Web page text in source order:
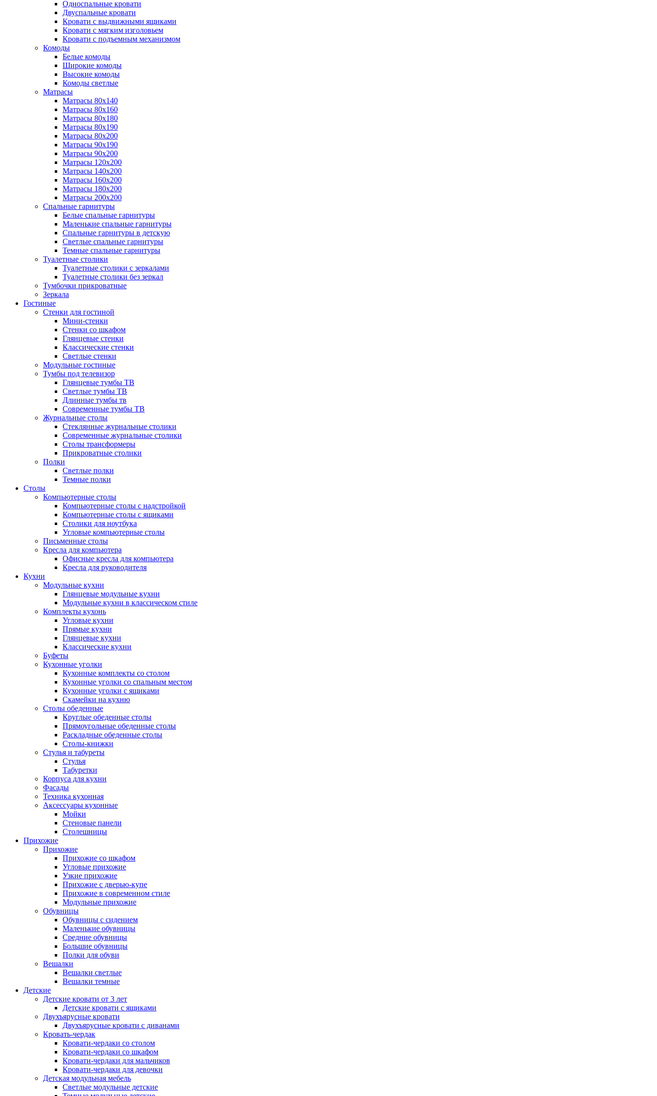
Односпальные кровати
Двуспальные кровати
Кровати с выдвижными ящиками
Кровати с мягким изголовьем
Кровати с подъемным механизмом
Комоды
Белые комоды
Широкие комоды
Высокие комоды
Комоды светлые
Матрасы
Матрасы 80х140
Матрасы 80х160
Матрасы 80х180
Матрасы 80х190
Матрасы 80х200
Матрасы 90х190
Матрасы 90х200
Матрасы 120х200
Матрасы 140х200
Матрасы 160х200
Матрасы 180х200
Матрасы 200х200
Спальные гарнитуры
Белые спальные гарнитуры
Маленькие спальные гарнитуры
Спальные гарнитуры в детскую
Светлые спальные гарнитуры
Темные спальные гарнитуры
Туалетные столики
Туалетные столики с зеркалами
Туалетные столики без зеркал
Тумбочки прикроватные
Зеркала
Гостиные
Стенки для гостиной
Мини-стенки
Стенки со шкафом
Глянцевые стенки
Классические стенки
Светлые стенки
Модульные гостиные
Тумбы под телевизор
Глянцевые тумбы ТВ
Светлые тумбы ТВ
Длинные тумбы тв
Современные тумбы ТВ
Журнальные столы
Стеклянные журнальные столики
Современные журнальные столики
Столы трансформеры
Прикроватные столики
Полки
Светлые полки
Темные полки
Столы
Компьютерные столы
Компьютерные столы с надстройкой
Компьютерные столы с ящиками
Столики для ноутбука
Угловые компьютерные столы
Письменные столы
Кресла для компьютера
Офисные кресла для компьютера
Кресла для руководителя
Кухни
Модульные кухни
Глянцевые модульные кухни
Модульные кухни в классическом стиле
Комплекты кухонь
Угловые кухни
Прямые кухни
Глянцевые кухни
Классические кухни
Буфеты
Кухонные уголки
Кухонные комплекты со столом
Кухонные уголки со спальным местом
Кухонные уголки с ящиками
Скамейки на кухню
Столы обеденные
Круглые обеденные столы
Прямоугольные обеденные столы
Раскладные обеденные столы
Столы-книжки
Стулья и табуреты
Стулья
Табуретки
Корпуса для кухни
Фасады
Техника кухонная
Аксессуары кухонные
Мойки
Стеновые панели
Столешницы
Прихожие
Прихожие
Прихожие со шкафом
Угловые прихожие
Узкие прихожие
Прихожие с дверью-купе
Прихожие в современном стиле
Модульные прихожие
Обувницы
Обувницы с сидением
Маленькие обувницы
Средние обувницы
Большие обувницы
Полки для обуви
Вешалки
Вешалки светлые
Вешалки темные
Детские
Детские кровати от 3 лет
Детские кровати с ящиками
Двухъярусные кровати
Двухъярусные кровати с диванами
Кровать-чердак
Кровати-чердаки со столом
Кровати-чердаки со шкафом
Кровати-чердаки для мальчиков
Кровати-чердаки для девочки
Детская модульная мебель
Светлые модульные детские